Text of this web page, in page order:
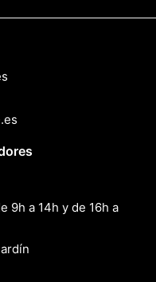
9h a 14h y de 16h a